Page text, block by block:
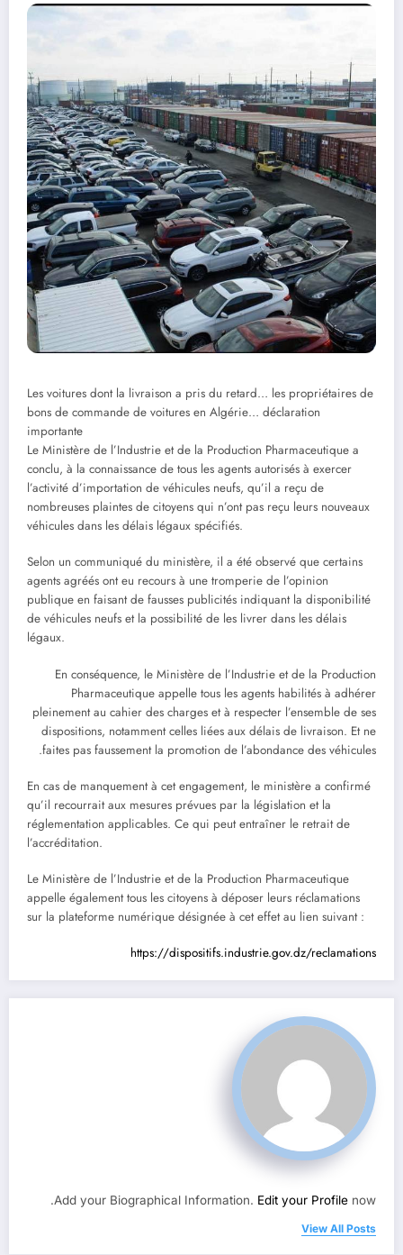
Les voitures dont la livraison a pris du retard… les propriétaires de
bons de commande de voitures en Algérie… déclaration
importante
Le Ministère de l’Industrie et de la Production Pharmaceutique a
conclu, à la connaissance de tous les agents autorisés à exercer
l’activité d’importation de véhicules neufs, qu’il a reçu de
nombreuses plaintes de citoyens qui n’ont pas reçu leurs nouveaux
véhicules dans les délais légaux spécifiés.
Selon un communiqué du ministère, il a été observé que certains
agents agréés ont eu recours à une tromperie de l’opinion
publique en faisant de fausses publicités indiquant la disponibilité
de véhicules neufs et la possibilité de les livrer dans les délais
légaux.
En conséquence, le Ministère de l’Industrie et de la Production
Pharmaceutique appelle tous les agents habilités à adhérer
pleinement au cahier des charges et à respecter l’ensemble de ses
dispositions, notamment celles liées aux délais de livraison. Et ne
faites pas faussement la promotion de l’abondance des véhicules.
En cas de manquement à cet engagement, le ministère a confirmé
qu’il recourrait aux mesures prévues par la législation et la
réglementation applicables. Ce qui peut entraîner le retrait de
l’accréditation.
Le Ministère de l’Industrie et de la Production Pharmaceutique
appelle également tous les citoyens à déposer leurs réclamations
sur la plateforme numérique désignée à cet effet au lien suivant :
https://dispositifs.industrie.gov.dz/reclamations
Add your Biographical Information. Edit your Profile now.
View All Posts